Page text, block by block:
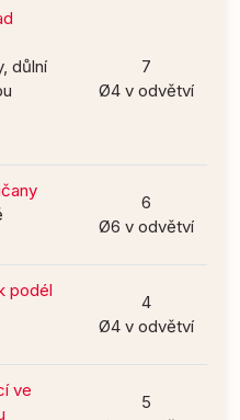
důlní
7
Ø4 v odvětví
6
Ø6 v odvětví
podél
4
Ø4 v odvětví
ve
5